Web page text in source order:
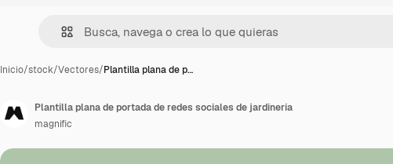
Inicio/stock/Vectores/Plantilla plana de p…
Plantilla plana de portada de redes sociales de jardinería
magnific